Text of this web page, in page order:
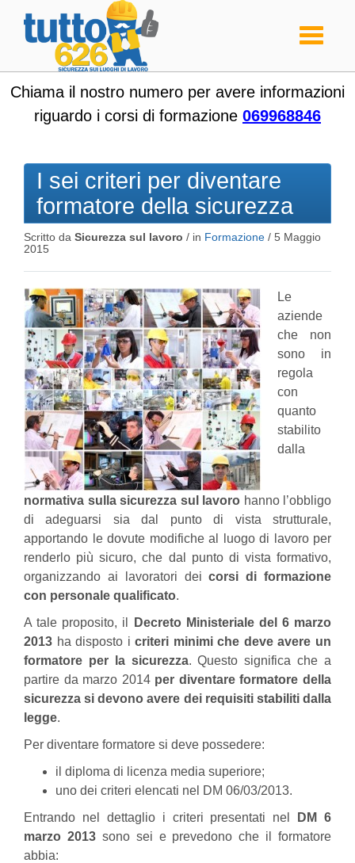
Toggle
Chiama il nostro numero per avere informazioni
riguardo i corsi di formazione 069968846
I sei criteri per diventare
formatore della sicurezza
Scritto da Sicurezza sul lavoro / in Formazione / 5 Maggio
2015
Le
aziende
che non
sono in
regola
con
quanto
stabilito
dalla
normativa sulla sicurezza sul lavoro hanno l’obbligo
di adeguarsi sia dal punto di vista strutturale,
apportando le dovute modifiche al luogo di lavoro per
renderlo più sicuro, che dal punto di vista formativo,
organizzando ai lavoratori deicorsi di formazione
con personale qualificato.
A tale proposito, il
Decreto Ministeriale del 6 marzo
2013 ha disposto icriteri minimi che deve avere un
formatore per la sicurezza. Questo significa che a
partire da marzo 2014 per diventare formatore della
sicurezza si devono avere dei requisiti stabiliti dalla
legge.
Per diventare formatore si deve possedere:
il diploma di licenza media superiore;
uno dei criteri elencati nel DM 06/03/2013.
Entrando nel dettaglio i criteri presentati nel
DM 6
marzo 2013sono sei e prevedono che il formatore
abbia: